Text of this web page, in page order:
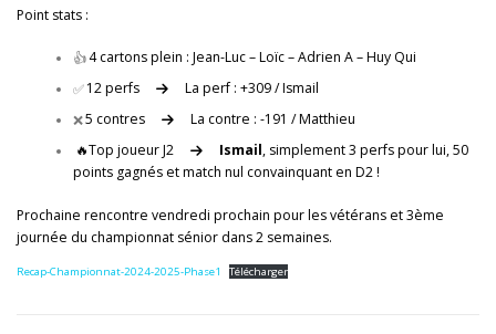
Point stats :
👍4 cartons plein : Jean-Luc – Loïc – Adrien A – Huy Qui
✅12 perfs
La perf : +309 / Ismail
❌5 contres
La contre : -191 / Matthieu
🔥Top joueur J2
Ismail, simplement 3 perfs pour lui, 50
points gagnés et match nul convainquant en D2 !
Prochaine rencontre vendredi prochain pour les vétérans et 3ème
journée du championnat sénior dans 2 semaines.
Recap-Championnat-2024-2025-Phase1 Télécharger